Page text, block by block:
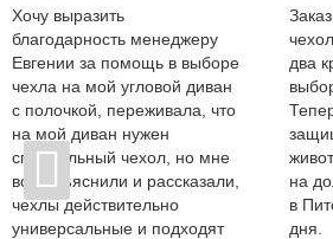
Хочу выразить
благодарность менеджеру
Евгении за помощь в выборе
чехла на мой угловой диван
с полочкой, переживала, что
на мой диван нужен
специальный чехол, но мне
все объяснили и рассказали,
чехлы действительно
универсальные и подходят
два
на
в
дня.